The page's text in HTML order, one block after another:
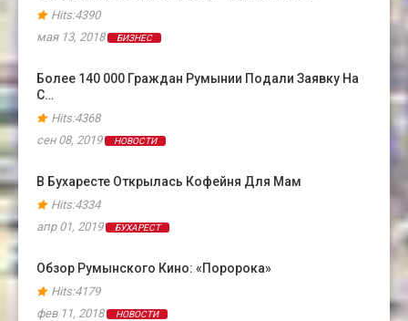
Hits:4390
мая 13, 2018
БИЗНЕС
Более 140 000 Граждан Румынии Подали Заявку На
С…
Hits:4368
сен 08, 2019
НОВОСТИ
В Бухаресте Открылась Кофейня Для Мам
Hits:4334
апр 01, 2019
БУХАРЕСТ
Обзор Румынского Кино: «Поророка»
Hits:4179
фев 11, 2018
НОВОСТИ